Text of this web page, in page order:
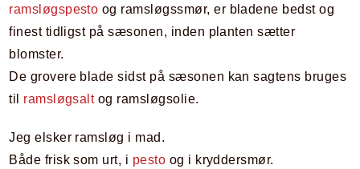
ramsløgspesto og ramsløgssmør, er bladene bedst og
finest tidligst på sæsonen, inden planten sætter
blomster.
De grovere blade sidst på sæsonen kan sagtens bruges
til ramsløgsaltog ramsløgsolie.
Jeg elsker ramsløg i mad.
Både frisk som urt, i pesto og i kryddersmør.